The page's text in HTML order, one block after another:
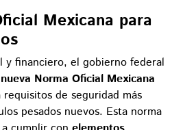
Mexicana para
y financiero, el gobierno federal
nueva Norma Oficial Mexicana
de seguridad más
pesados nuevos. Esta norma